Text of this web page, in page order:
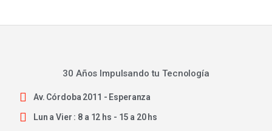
30 Años Impulsando tu Tecnología
Av. Córdoba 2011 - Esperanza
Lun a Vier : 8 a 12 hs - 15 a 20 hs